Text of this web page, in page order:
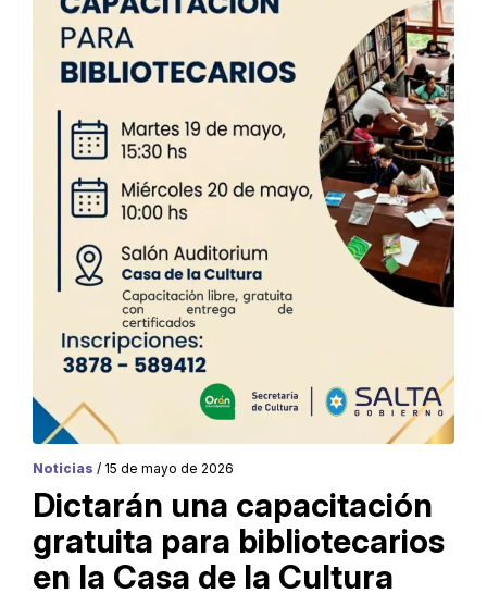
Noticias / 15 de mayo de 2026
Dictarán una capacitación
gratuita para bibliotecarios
en la Casa de la Cultura